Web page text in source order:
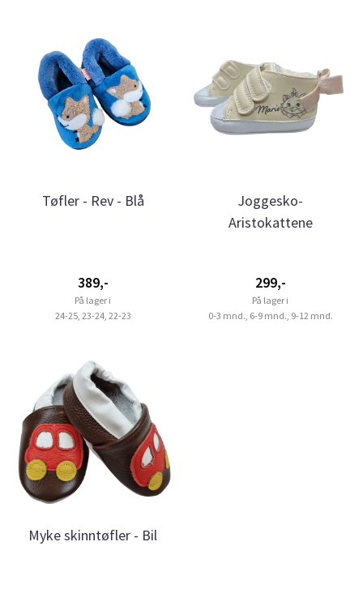
Tøfler - Rev - Blå
389,-
På lager i
24-25, 23-24, 22-23
Joggesko-
Aristokattene
299,-
På lager i
0-3 mnd., 6-9 mnd., 9-12 mnd.
Myke skinntøfler - Bil